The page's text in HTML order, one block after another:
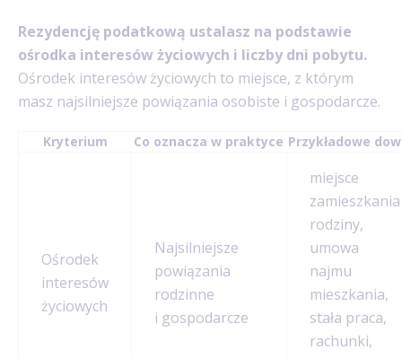
Rezydencję podatkową ustalasz na podstawie
ośrodka interesów życiowych i liczby dni pobytu.
Ośrodek interesów życiowych to miejsce, z którym
masz najsilniejsze powiązania osobiste i gospodarcze.
Kryterium Co oznacza w praktyce Przykładowe
Ośrodek
interesów
życiowych
Najsilniejsze
powiązania
rodzinne
i gospodarcze
miejsce
zamieszkania
rodziny,
umowa
najmu
mieszkania,
stała praca,
rachunki,